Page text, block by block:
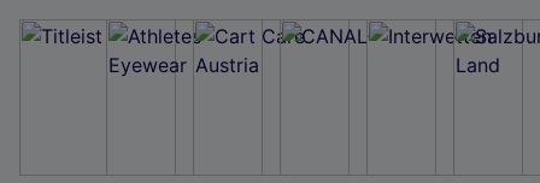
Wir und unsere Partner verarbeiten Daten, um
Verwendung genauer Standortdaten. Endgeräteeigenschaften zur Identifikation